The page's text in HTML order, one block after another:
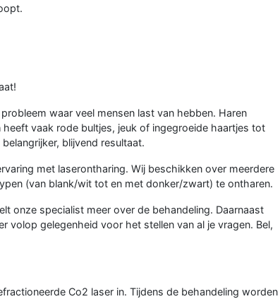
waar veel mensen last van hebben. Haren
vaak rode bultjes, jeuk of ingegroeide haartjes tot
blijvend resultaat.
met laserontharing. Wij beschikken over meerdere
(van blank/wit tot en met donker/zwart) te ontharen.
onze specialist meer over de behandeling. Daarnaast
volop gelegenheid voor het stellen van al je vragen. Bel,
Co2 laser in. Tijdens de behandeling worden